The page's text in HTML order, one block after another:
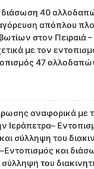
διάσωση 40
απόπλου
στον Πειραιά –
με τον
47
αναφορικά με
Ιεράπετρα–
σύλληψη του
και
του